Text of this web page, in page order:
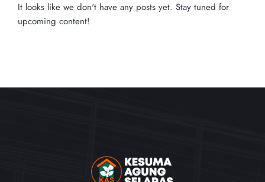
It looks like we don't have any posts yet. Stay tuned for
upcoming content!